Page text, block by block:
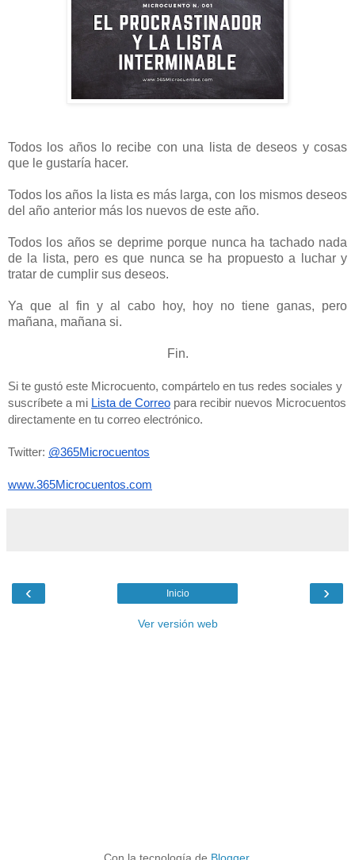
Todos los años lo recibe con una lista de deseos y cosas
que le gustaría hacer.
Todos los años la lista es más larga, con los mismos deseos
del año anterior más los nuevos de este año.
Todos los años se deprime porque nunca ha tachado nada
de la lista, pero es que nunca se ha propuesto a luchar y
tratar de cumplir sus deseos.
Ya que al fin y al cabo hoy, hoy no tiene ganas, pero
mañana, mañana si.
Fin.
Si te gustó este Microcuento, compártelo en tus redes sociales y
suscríbete a mi Lista de Correo para recibir nuevos Microcuentos
directamente en tu correo electrónico.
Twitter: @365Microcuentos
www.365Microcuentos.com
‹ ›
Inicio
Ver versión web